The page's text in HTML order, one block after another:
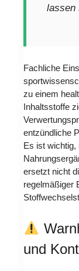
lassen
Fachliche
zu einem
Inhaltsstoffe
entzündliche
Es ist wichtig,
ersetzt nicht
regelmäßiger
und